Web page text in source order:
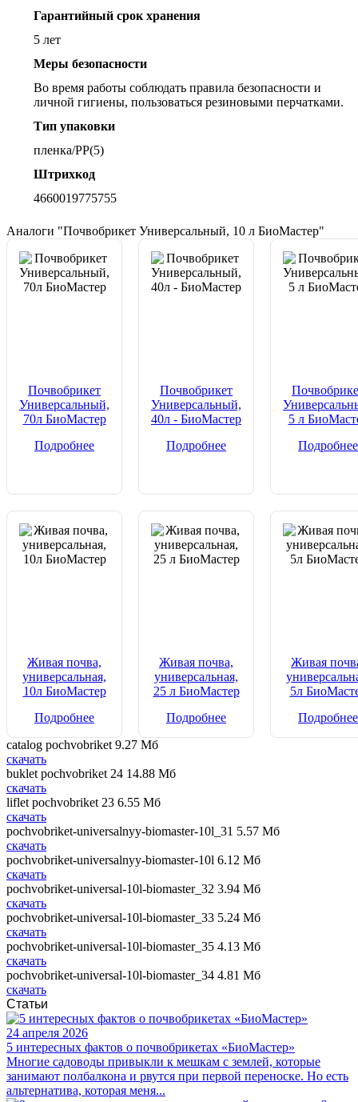
Гарантийный срок хранения
5 лет
Меры безопасности
Во время работы соблюдать правила безопасности и
личной гигиены, пользоваться резиновыми перчатками.
Тип упаковки
пленка/PP(5)
Штрихкод
4660019775755
Аналоги "Почвобрикет Универсальный, 10 л БиоМастер"
Почвобрикет
Универсальный,
70л БиоМастер
Подробнее
Почвобрикет
Универсальный,
40л - БиоМастер
Подробнее
5 л
Подробнее
Живая почва,
универсальная,
10л БиоМастер
Подробнее
Живая почва,
универсальная,
25 л БиоМастер
Подробнее
Живая
5л
Подробнее
catalog pochvobriket 9.27 Мб
скачать
buklet pochvobriket 24 14.88 Мб
скачать
liflet pochvobriket 23 6.55 Мб
скачать
pochvobriket-universalnyy-biomaster-10l_31 5.57 Мб
скачать
pochvobriket-universalnyy-biomaster-10l 6.12 Мб
скачать
pochvobriket-universal-10l-biomaster_32 3.94 Мб
скачать
pochvobriket-universal-10l-biomaster_33 5.24 Мб
скачать
pochvobriket-universal-10l-biomaster_35 4.13 Мб
скачать
pochvobriket-universal-10l-biomaster_34 4.81 Мб
скачать
Статьи
24 апреля 2026
5 интересных фактов о почвобрикетах «БиоМастер»
Многие садоводы привыкли к мешкам с землей, которые
занимают полбалкона и рвутся при первой переноске. Но есть
альтернатива, которая меня...